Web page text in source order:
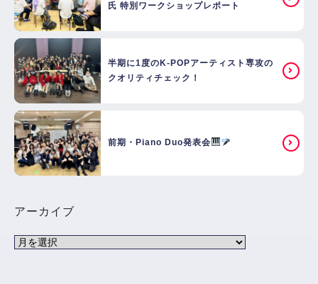
氏 特別ワークショップレポート
半期に1度のK-POPアーティスト専攻の
クオリティチェック！
前期・Piano Duo発表会
アーカイブ